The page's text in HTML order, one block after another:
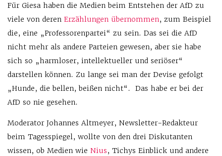
Für Giesa haben die Medien beim Entstehen der AfD zu
viele von deren Erzählungen übernommen, zum Beispiel
die, eine „Professorenpartei“ zu sein. Das sei die AfD
nicht mehr als andere Parteien gewesen, aber sie habe
sich so „harmloser, intellektueller und seriöser“
darstellen können. Zu lange sei man der Devise gefolgt
„Hunde, die bellen, beißen nicht“. Das habe er bei der
AfD so nie gesehen.
Moderator Johannes Altmeyer, Newsletter-Redakteur
beim Tagesspiegel, wollte von den drei Diskutanten
wissen, ob Medien wie Nius, Tichys Einblick und andere